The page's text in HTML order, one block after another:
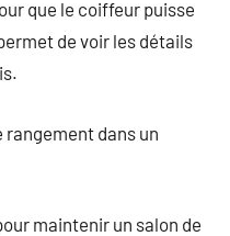
que le coiffeur puisse
de voir les détails
rangement dans un
maintenir un salon de